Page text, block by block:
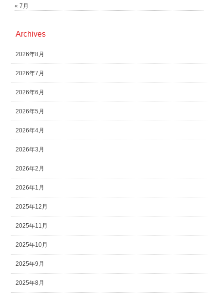
« 7月
Archives
2026年8月
2026年7月
2026年6月
2026年5月
2026年4月
2026年3月
2026年2月
2026年1月
2025年12月
2025年11月
2025年10月
2025年9月
2025年8月